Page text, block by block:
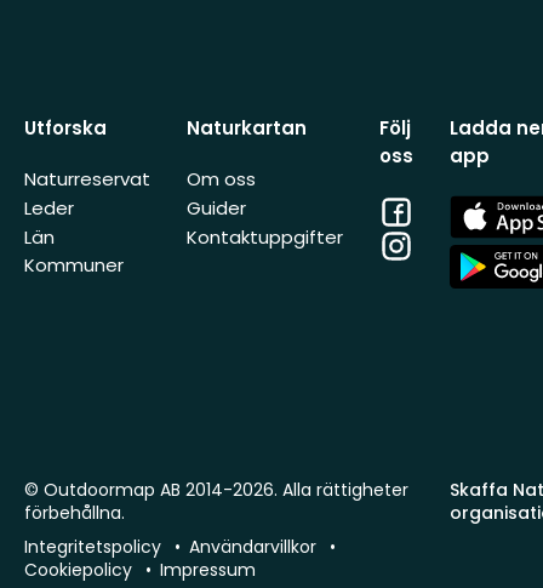
Utforska
Naturreservat
Leder
Län
Kommuner
Naturkartan
Om oss
Guider
Kontaktuppgifter
Följ
oss
Facebook
Instagram
Ladda
app
App
Store
App
Store
Skaffa
© Outdoormap AB 2014-2026. Alla rättigheter
förbehållna.
Integritetspolicy
Användarvillkor
Cookiepolicy
Impressum